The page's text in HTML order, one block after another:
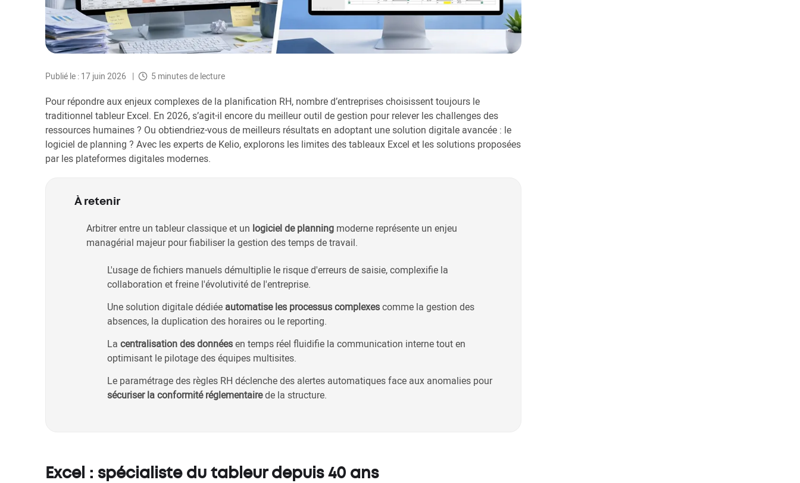
Publié le : 17 juin 2026 5 minutes de lecture
Pour répondre aux enjeux complexes de la planification RH, nombre d’entreprises choisissent toujours le
traditionnel tableur Excel. En 2026, s’agit-il encore du meilleur outil de gestion pour relever les challenges des
ressources humaines ? Ou obtiendriez-vous de meilleurs résultats en adoptant une solution digitale avancée : le
logiciel de planning ? Avec les experts de Kelio, explorons les limites des tableaux Excel et les solutions proposées
par les plateformes digitales modernes.
À retenir
Arbitrer entre un tableur classique et un logiciel de planning moderne représente un enjeu
managérial majeur pour fiabiliser la gestion des temps de travail.
L'usage de fichiers manuels démultiplie le risque d'erreurs de saisie, complexifie la
collaboration et freine l'évolutivité de l'entreprise.
Une solution digitale dédiée automatise les processus complexescomme la gestion des
absences, la duplication des horaires ou le reporting.
La centralisation des donnéesen temps réel fluidifie la communication interne tout en
optimisant le pilotage des équipes multisites.
Le paramétrage des règles RH déclenche des alertes automatiques face aux anomalies pour
sécuriser la conformité réglementairede la structure.
Excel : spécialiste du tableur depuis 40 ans